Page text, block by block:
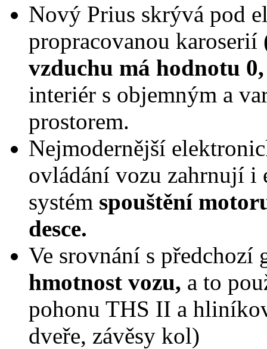
Nový Prius skrývá pod
propracovanou karoserií
vzduchu má hodnotu
interiér s objemným a
prostorem.
Nejmodernější
ovládání vozu zahrnují i
systém spouštění
desce.
Ve srovnání s předchozí
hmotnost vozu, a to
pohonu THS II a
dveře, závěsy kol)